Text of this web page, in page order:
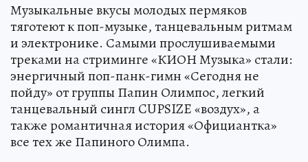
Музыкальные вкусы молодых пермяков
тяготеют к поп-музыке, танцевальным ритмам
и электронике. Самыми прослушиваемыми
треками на стриминге «КИОН Музыка» стали:
энергичный поп-панк-гимн «Сегодня не
пойду» от группы Папин Олимпос, легкий
танцевальный сингл CUPSIZE «воздух», а
также романтичная история «Официантка»
все тех же Папиного Олимпа.